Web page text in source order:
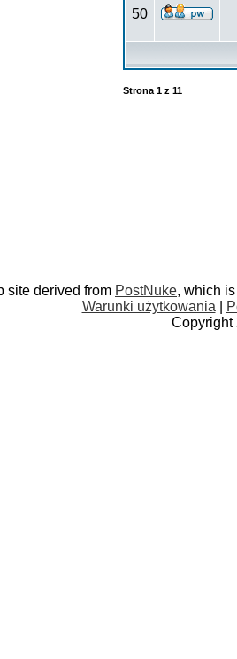
50
Strona 1z 11
site derived from PostNuke, which
Warunki użytkowania
Copyright